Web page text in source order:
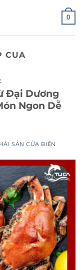
0
CUA
Đại Dương
Ngon Dễ
HẢI SẢN CỬA BIỂN